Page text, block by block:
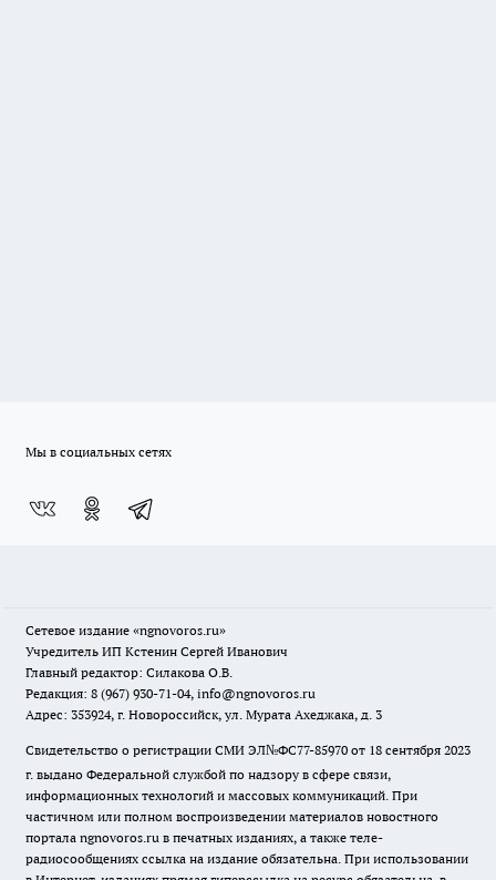
Мы в социальных сетях
Сетевое издание «ngnovoros.ru»
Учредитель ИП Кстенин Сергей Иванович
Главный редактор: Силакова О.В.
Редакция: 8 (967) 930-71-04, info@ngnovoros.ru
Адрес: 353924, г. Новороссийск, ул. Мурата Ахеджака, д. 3
Свидетельство о регистрации СМИ ЭЛ№ФС77-85970 от 18 сентября 2023
г. выдано Федеральной службой по надзору в сфере связи,
информационных технологий и массовых коммуникаций. При
частичном или полном воспроизведении материалов новостного
портала ngnovoros.ru в печатных изданиях, а также теле-
радиосообщениях ссылка на издание обязательна. При использовании